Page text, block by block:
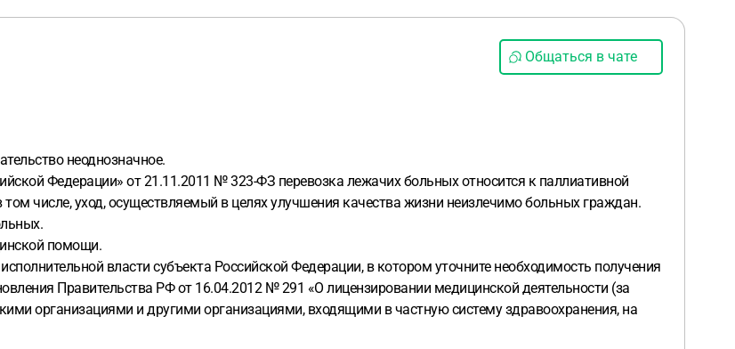
Общаться в чате
неоднозначное.
Федерации» от 21.11.2011 № 323-ФЗ перевозка лежачих больных относится к паллиативной
числе, уход, осуществляемый в целях улучшения качества жизни неизлечимо больных граждан.
помощи.
власти субъекта Российской Федерации, в котором уточните необходимость получения
Правительства РФ от 16.04.2012 № 291 «О лицензировании медицинской деятельности (за
организациями и другими организациями, входящими в частную систему здравоохранения, на